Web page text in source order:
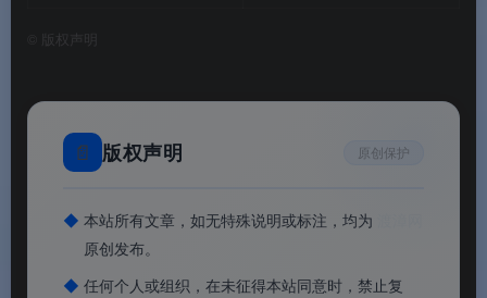
版权声明
📄 版权声明 原创保护
◆ 本站所有文章，如无特殊说明或标注，均为
原创发布。
◆ 任何个人或组织，在未征得本站同意时，禁止复